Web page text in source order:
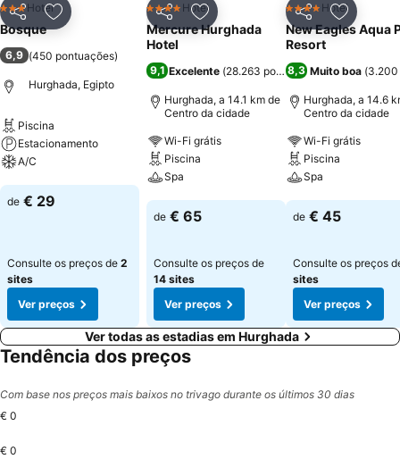
PartilharAdicionar aos favoritos
3 Estrelas
Hotel
Bosque
6,9 (450 pontuações)
Hurghada, Egipto
Piscina
Estacionamento
A/C
Ver preços
de € 29
Consulte os preços de 2
sites
Ver preços
PartilharAdicionar aos favoritos
4 EstrelasHotel
Mercure Hurghada
Hotel
9,1 Excelente (28.263 pontuações)
Hurghada, a 14.1 km de
Centro da cidade
Wi-Fi grátis
Piscina
Spa
Ver preços
de € 65
Consulte os preços de
14 sites
Ver preços
Partilhar
4 EstrelasHotel
New Eagles Aqua
Resort
8,3 Muito boa (3.200
Hurghada, a 14.6
Centro da cidade
Wi-Fi grátis
Piscina
Spa
Ver preços
de € 45
Consulte os preços
sites
Ver preços
Ver todas as estadias em Hurghada
Tendência dos preços
Com base nos preços mais baixos no trivago durante os últimos 30 dias
€ 0
€ 0